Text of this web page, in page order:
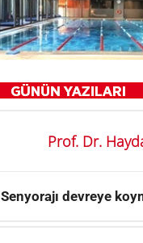
Prof. Dr.
Senyorajı devreye